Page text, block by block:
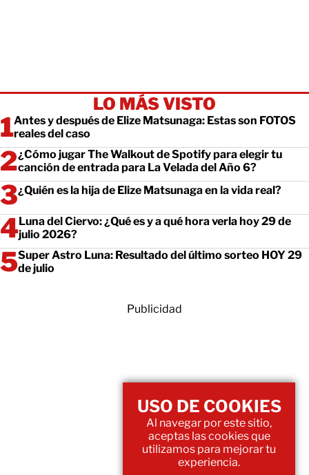
LO MÁS VISTO
Antes y después de Elize Matsunaga: Estas son FOTOS
reales del caso
¿Cómo jugar The Walkout de Spotify para elegir tu
canción de entrada para La Velada del Año 6?
¿Quién es la hija de Elize Matsunaga en la vida real?
Luna del Ciervo: ¿Qué es y a qué hora verla hoy 29 de
julio 2026?
Super Astro Luna: Resultado del último sorteo HOY 29
de julio
Publicidad
USO DE COOKIES
Al navegar por este sitio,
aceptas las cookies que
utilizamos para mejorar tu
experiencia.